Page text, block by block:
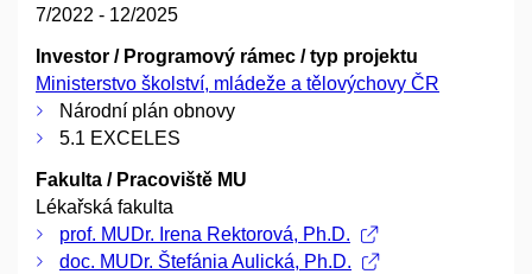
7/2022 - 12/2025
Investor / Programový rámec / typ projektu
Ministerstvo školství, mládeže a tělovýchovy ČR
Národní plán obnovy
5.1 EXCELES
Fakulta / Pracoviště MU
Lékařská fakulta
prof. MUDr. Irena Rektorová, Ph.D.
doc. MUDr. Štefánia Aulická, Ph.D.